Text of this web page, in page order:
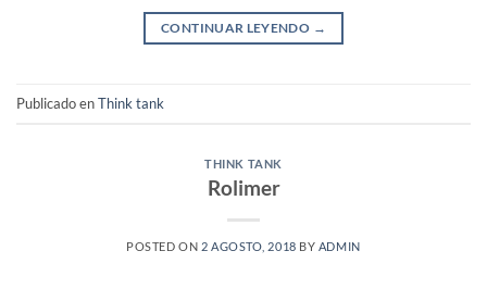
CONTINUAR LEYENDO →
Publicado enThink tank
THINK TANK
Rolimer
POSTED ON 2 AGOSTO, 2018 BY ADMIN